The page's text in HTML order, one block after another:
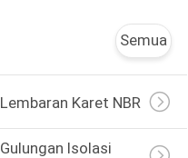
Semua
Lembaran Karet NBR
Gulungan Isolasi